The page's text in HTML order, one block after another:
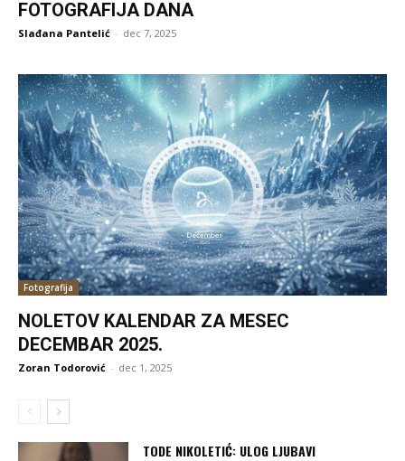
FOTOGRAFIJA DANA
Slađana Pantelić - dec 7, 2025
Fotografija
NOLETOV KALENDAR ZA MESEC
DECEMBAR 2025.
Zoran Todorović - dec 1, 2025
TODE NIKOLETIĆ: ULOG LJUBAVI